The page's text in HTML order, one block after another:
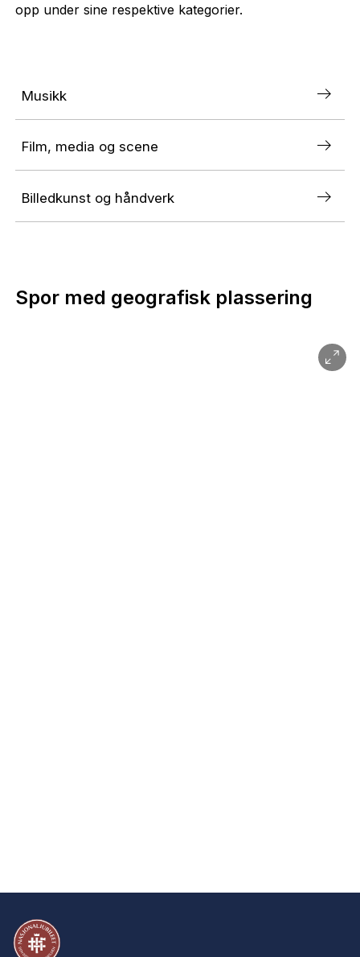
opp under sine respektive kategorier.
Musikk
Film, media og scene
Billedkunst og håndverk
Spor med geografisk plassering